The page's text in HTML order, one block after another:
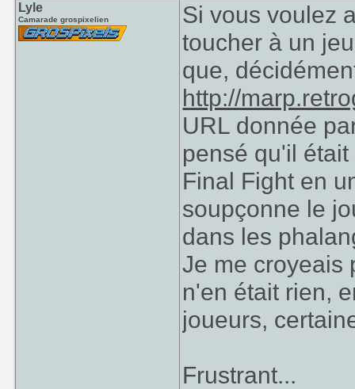
Lyle
Camarade grospixelien
Si vous voulez
toucher à un
que,
http://
URL donnée
pensé qu'il
Final Fight en
soupçonne le
dans les
Je me croyeais
n'en était rien,
joueurs,
Frustrant...